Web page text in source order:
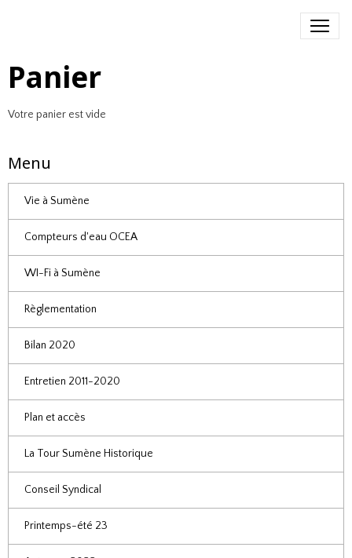
Panier
Votre panier est vide
Menu
Vie à Sumène
Compteurs d'eau OCEA
WI-Fi à Sumène
Règlementation
Bilan 2020
Entretien 2011-2020
Plan et accès
La Tour Sumène Historique
Conseil Syndical
Printemps-été 23